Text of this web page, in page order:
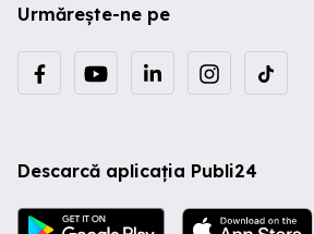
Urmărește-ne pe
Descarcă aplicația Publi24